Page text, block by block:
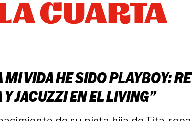
VIDA HE SIDO PLAYBOY:
JACUZZI EN EL LIVING”